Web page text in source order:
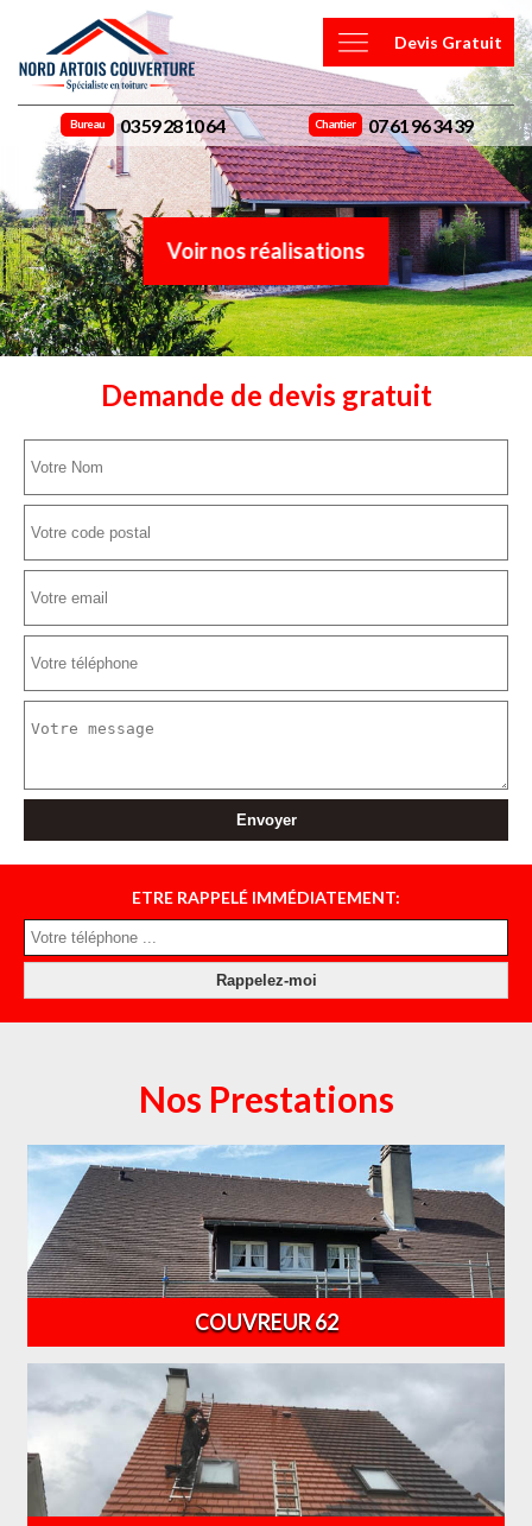
Devis Gratuit
Bureau 03 59 28 10 64 Chantier 07 61 96 34 39
Voir nos réalisations
Demande de devis gratuit
ETRE RAPPELÉ IMMÉDIATEMENT:
Nos Prestations
COUVREUR 62